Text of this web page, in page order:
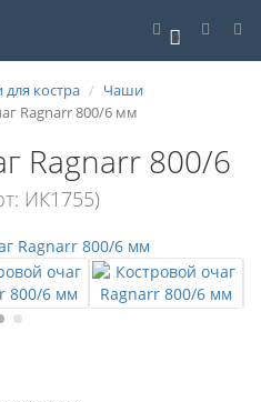
0
для костра
Чаши
Ragnarr 800/6 мм
Ragnarr 800/6
ИК1755)